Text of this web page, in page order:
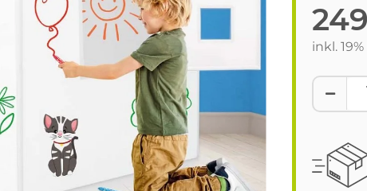
inkl.